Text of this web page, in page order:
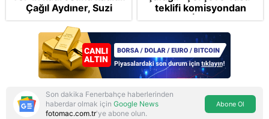
Çağıl Aydıner, Suzi
karakteriyle geliyor
teklifi komisyondan
geçti: İP ve Yeni
Parti'den provokasyon
Son dakika Fenerbahçe haberlerinden
haberdar olmak için Google News
fotomac.com.tr'ye abone olun.
Abone Ol